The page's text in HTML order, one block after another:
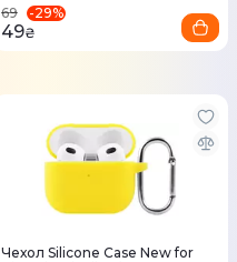
69
-29%
49₴
Чехол Silicone Case New for